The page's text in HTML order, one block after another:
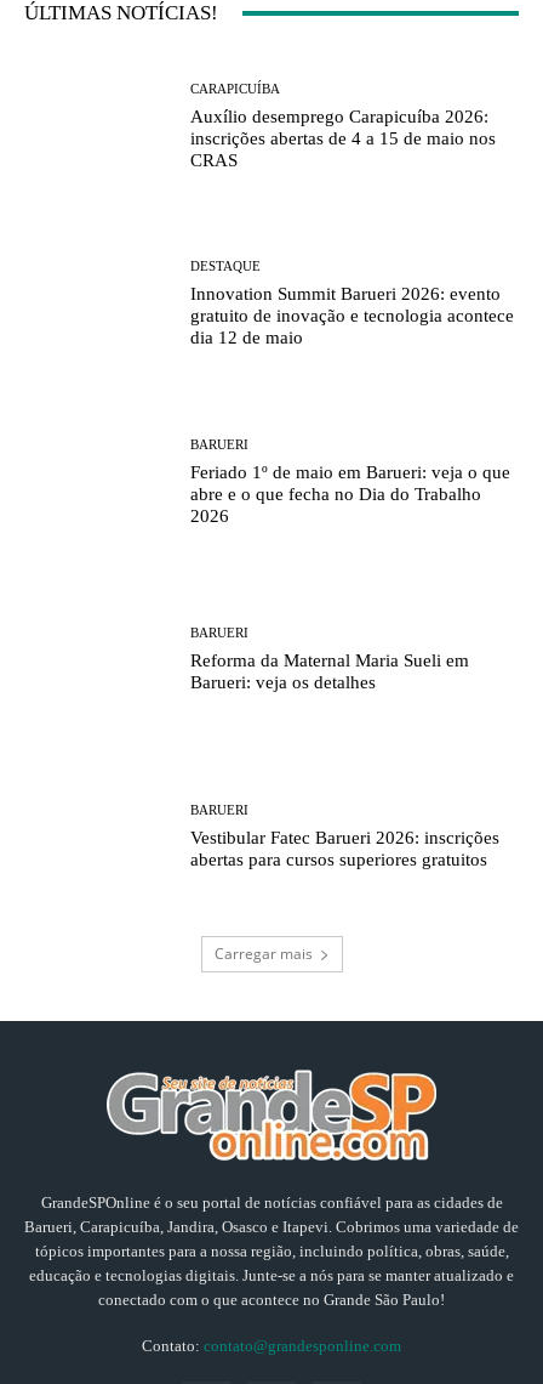
ÚLTIMAS NOTÍCIAS!
CARAPICUÍBA
Auxílio desemprego Carapicuíba 2026:
inscrições abertas de 4 a 15 de maio nos
CRAS
DESTAQUE
Innovation Summit Barueri 2026: evento
gratuito de inovação e tecnologia acontece
dia 12 de maio
BARUERI
Feriado 1º de maio em Barueri: veja o que
abre e o que fecha no Dia do Trabalho
2026
BARUERI
Reforma da Maternal Maria Sueli em
Barueri: veja os detalhes
BARUERI
Vestibular Fatec Barueri 2026: inscrições
abertas para cursos superiores gratuitos
Carregar mais
GrandeSPOnline é o seu portal de notícias confiável para as cidades de
Barueri, Carapicuíba, Jandira, Osasco e Itapevi. Cobrimos uma variedade de
tópicos importantes para a nossa região, incluindo política, obras, saúde,
educação e tecnologias digitais. Junte-se a nós para se manter atualizado e
conectado com o que acontece no Grande São Paulo!
Contato: contato@grandesponline.com